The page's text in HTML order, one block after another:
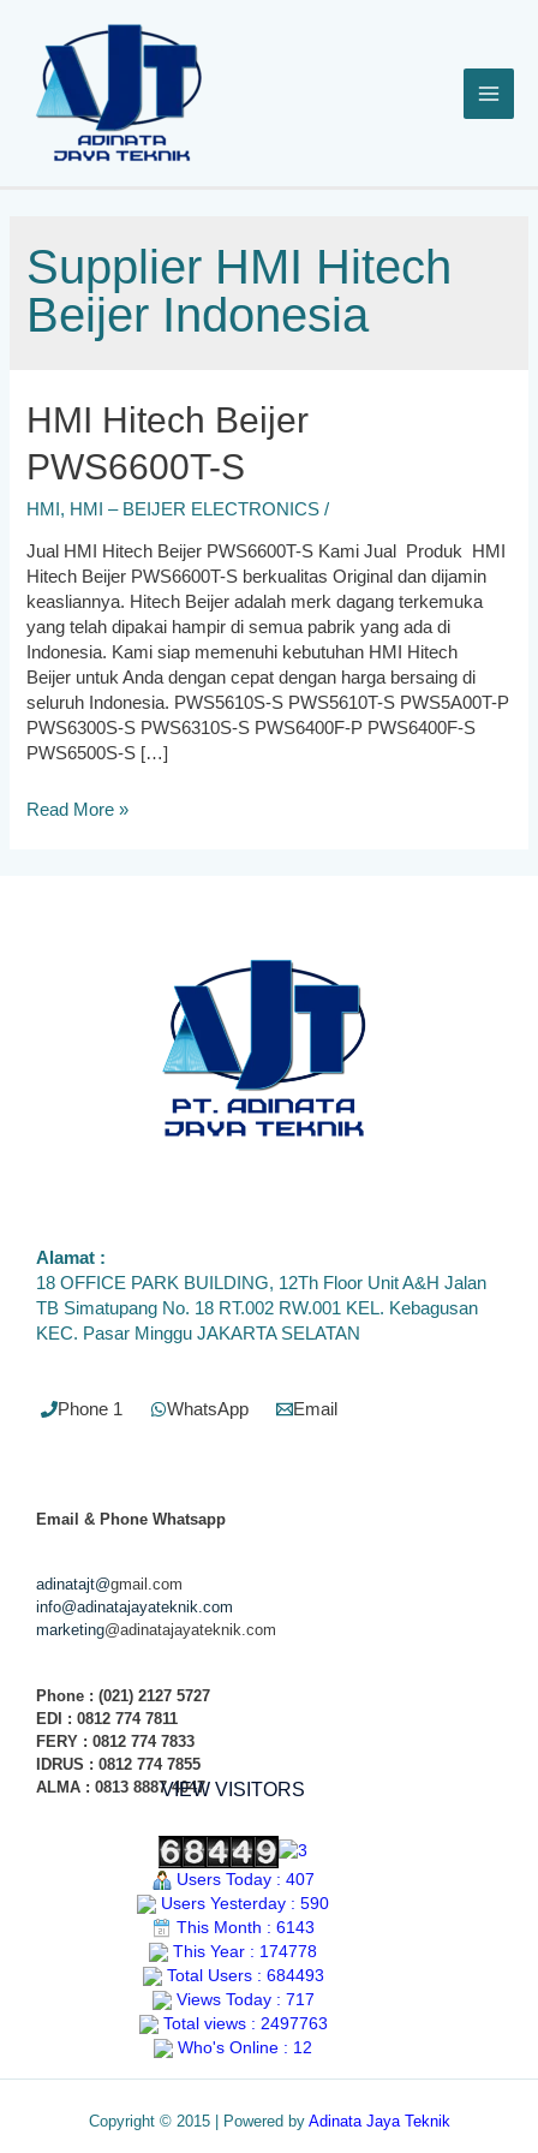
konten
Supplier HMI Hitech
Beijer Indonesia
HMI Hitech Beijer
PWS6600T-S
HMI , HMI – BEIJER ELECTRONICS /
Jual HMI Hitech Beijer PWS6600T-S Kami Jual Produk HMI
Hitech Beijer PWS6600T-S berkualitas Original dan dijamin
keasliannya. Hitech Beijer adalah merk dagang terkemuka
yang telah dipakai hampir di semua pabrik yang ada di
Indonesia. Kami siap memenuhi kebutuhan HMI Hitech
Beijer untuk Anda dengan cepat dengan harga bersaing di
seluruh Indonesia. PWS5610S-S PWS5610T-S PWS5A00T-P
PWS6300S-S PWS6310S-S PWS6400F-P PWS6400F-S
PWS6500S-S […]
HMI
Read More »
Alamat :
18 OFFICE PARK BUILDING, 12Th Floor Unit A&H Jalan
TB Simatupang No. 18 RT.002 RW.001 KEL. Kebagusan
KEC. Pasar Minggu JAKARTA SELATAN
Phone 1 WhatsApp Email
Email & Phone Whatsapp
adinatajt@gmail.com
info@adinatajayateknik.com
marketing@adinatajayateknik.com
Phone : (021) 2127 5727
EDI : 0812 774 7811
FERY : 0812 774 7833
IDRUS : 0812 774 7855
ALMA : 0813 8887 4047VIEW VISITORS
Users Today : 407
Users Yesterday : 590
This Month : 6143
This Year : 174778
Total Users : 684493
Views Today : 717
Total views : 2497763
Who's Online : 12
Copyright © 2015 | Powered by Adinata Jaya Teknik